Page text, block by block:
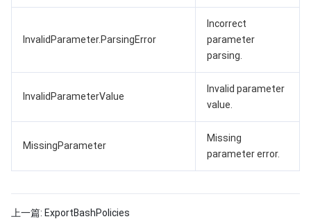
InvalidParameter.ParsingError
Incorrect
parameter
parsing.
InvalidParameterValue
Invalid parameter
value.
MissingParameter
Missing
parameter error.
上一篇: ExportBashPolicies